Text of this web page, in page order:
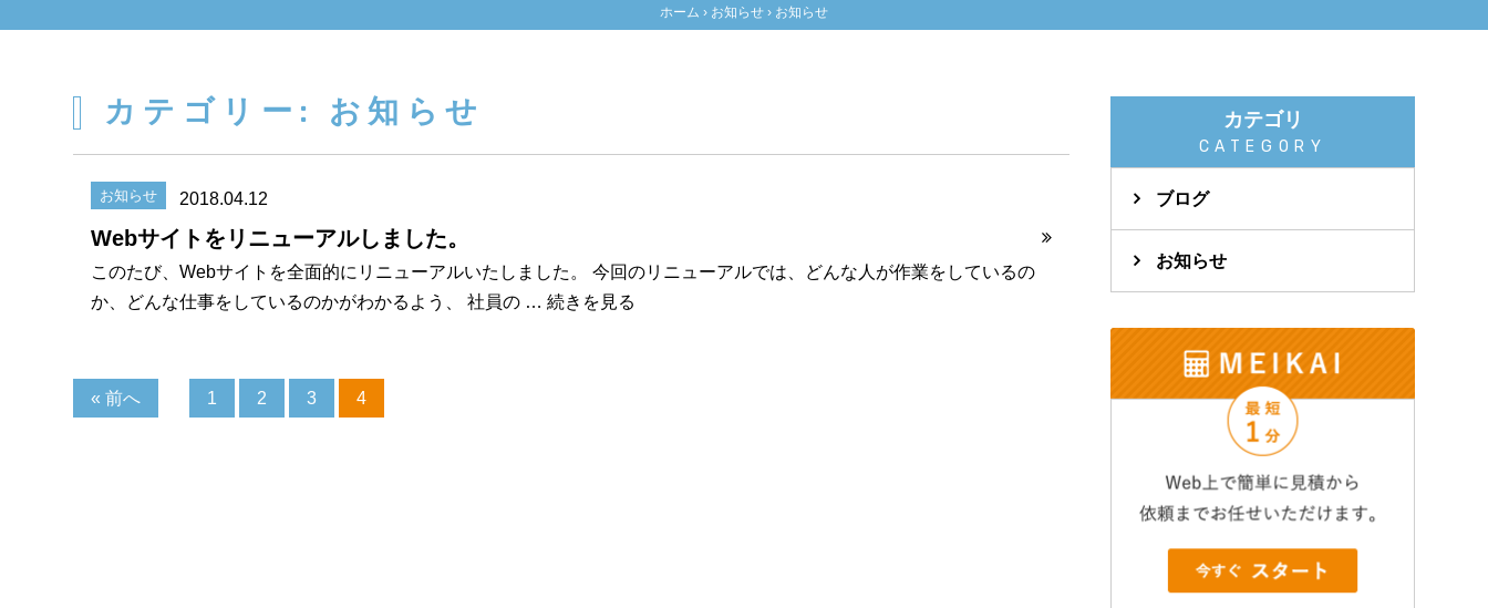
ホーム › お知らせ › お知らせ
カテゴリー: お知らせ
お知らせ 2018.04.12
Webサイトをリニューアルしました。
このたび、Webサイトを全面的にリニューアルいたしました。 今回のリニューアルでは、どんな人が作業をしているの
か、どんな仕事をしているのかがわかるよう、 社員の … 続きを見る
« 前へ 1 2 3 4
カテゴリ
CATEGORY
ブログ
お知らせ